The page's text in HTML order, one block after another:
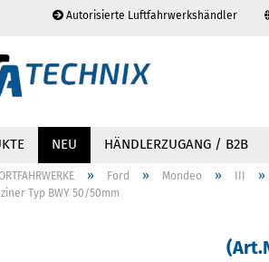
Autorisierte Luftfahrwerkshändler
Sprache auswählen
NEU HÄNDLERZUGANG / B2B
» Ford » Mondeo » »
Typ BWY 50/50mm